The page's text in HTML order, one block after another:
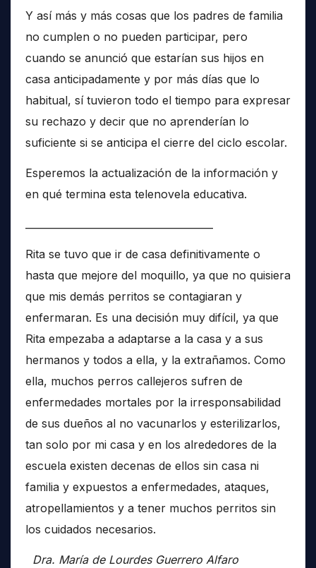
Y así más y más cosas que los padres de familia
no cumplen o no pueden participar, pero
cuando se anunció que estarían sus hijos en
casa anticipadamente y por más días que lo
habitual, sí tuvieron todo el tiempo para expresar
su rechazo y decir que no aprenderían lo
suficiente si se anticipa el cierre del ciclo escolar.
Esperemos la actualización de la información y
en qué termina esta telenovela educativa.
Rita se tuvo que ir de casa definitivamente o
hasta que mejore del moquillo, ya que no quisiera
que mis demás perritos se contagiaran y
enfermaran. Es una decisión muy difícil, ya que
Rita empezaba a adaptarse a la casa y a sus
hermanos y todos a ella, y la extrañamos. Como
ella, muchos perros callejeros sufren de
enfermedades mortales por la irresponsabilidad
de sus dueños al no vacunarlos y esterilizarlos,
tan solo por mi casa y en los alrededores de la
escuela existen decenas de ellos sin casa ni
familia y expuestos a enfermedades, ataques,
atropellamientos y a tener muchos perritos sin
los cuidados necesarios.
Dra. María de Lourdes Guerrero Alfaro